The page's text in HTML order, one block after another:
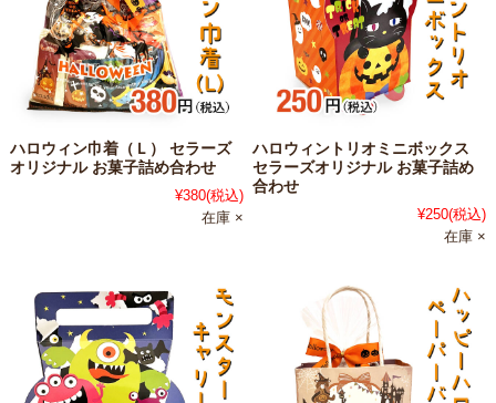
ハロウィン巾着（Ｌ） セラーズ
オリジナル お菓子詰め合わせ
¥380(税込)
在庫 ×
ハロウィントリオミニボックス
セラーズオリジナル お菓子詰め
合わせ
¥250(税込)
在庫 ×